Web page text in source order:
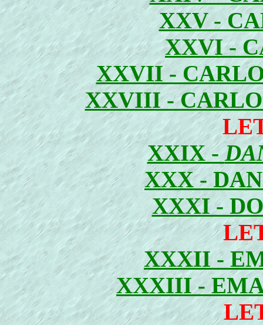
XXV -
XXVI -
XXVII -
XXVIII - CARLO
XXIX -
XXX -
XXXI -
XXXII -
XXXIII -